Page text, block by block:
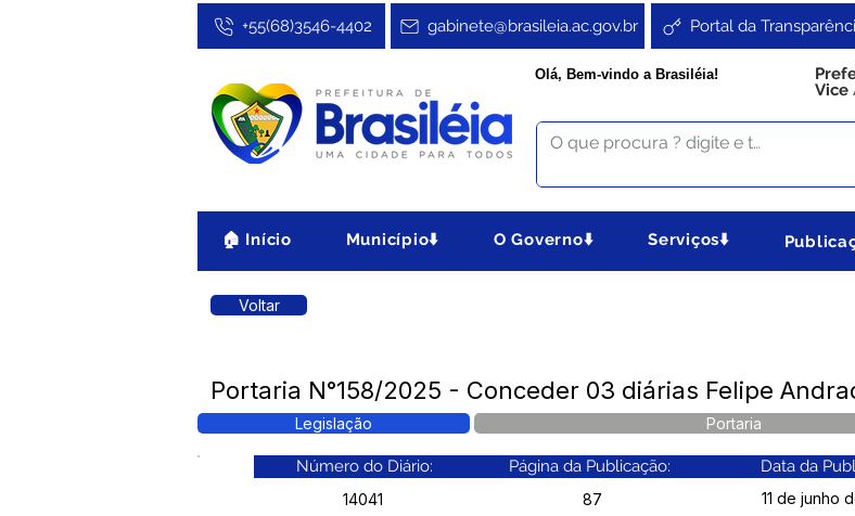
Portal da
gabinete@brasileia.ac.gov.br
+55(68)3546-4402
Olá, Bem-vindo a Brasiléia!
Vice
🏠 Início Município⬇️ O Governo⬇️ Serviços⬇️
Voltar
Portaria N°158/2025 - Conceder 03 diárias Felipe
Legislação Portaria
Número do Diário: Página da Publicação: Data da
14041 87 11 de junho